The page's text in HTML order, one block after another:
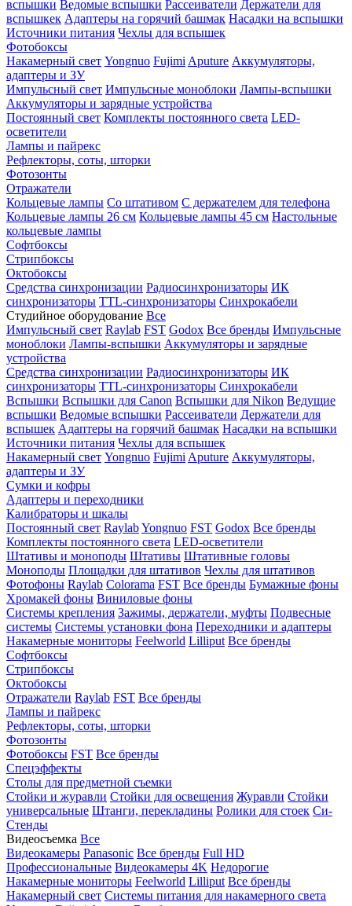
вспышки Ведомые вспышки Рассеиватели Держатели для
вспышкек Адаптеры на горячий башмак Насадки на вспышки
Источники питания Чехлы для вспышек
Фотобоксы
Накамерный свет Yongnuo Fujimi Aputure Аккумуляторы,
адаптеры и ЗУ
Импульсный свет Импульсные моноблоки Лампы-вспышки
Аккумуляторы и зарядные устройства
Постоянный свет Комплекты постоянного света LED-
осветители
Лампы и пайрекс
Рефлекторы, соты, шторки
Фотозонты
Отражатели
Кольцевые лампы Со штативом С держателем для телефона
Кольцевые лампы 26 см Кольцевые лампы 45 см Настольные
кольцевые лампы
Софтбоксы
Стрипбоксы
Октобоксы
Средства синхронизации Радиосинхронизаторы ИК
синхронизаторы TTL-синхронизаторы Синхрокабели
Студийное оборудование Все
Импульсный свет Raylab FST Godox Все бренды Импульсные
моноблоки Лампы-вспышки Аккумуляторы и зарядные
устройства
Средства синхронизации Радиосинхронизаторы ИК
синхронизаторы TTL-синхронизаторы Синхрокабели
Вспышки Вспышки для Canon Вспышки для Nikon Ведущие
вспышки Ведомые вспышки Рассеиватели Держатели для
вспышек Адаптеры на горячий башмак Насадки на вспышки
Источники питания Чехлы для вспышек
Накамерный свет Yongnuo Fujimi Aputure Аккумуляторы,
адаптеры и ЗУ
Сумки и кофры
Адаптеры и переходники
Калибраторы и шкалы
Постоянный свет RaylabYongnuo FST Godox Все бренды
Комплекты постоянного света LED-осветители
Штативы и моноподы Штативы Штативные головы
Моноподы Площадки для штативов Чехлы для штативов
Фотофоны Raylab Colorama FST Все бренды Бумажные фоны
Хромакей фоны Виниловые фоны
Системы крепления Зажимы, держатели, муфты Подвесные
системы Системы установки фона Переходники и адаптеры
Накамерные мониторы Feelworld Lilliput Все бренды
Софтбоксы
Стрипбоксы
Октобоксы
Отражатели Raylab FST Все бренды
Лампы и пайрекс
Рефлекторы, соты, шторки
Фотозонты
Фотобоксы FST Все бренды
Спецэффекты
Столы для предметной съемки
Стойки и журавли Стойки для освещения Журавли Стойки
универсальные Штанги, перекладины Ролики для стоек Си-
Стенды
Видеосъемка Все
Видеокамеры Panasonic Все бренды Full HD
Профессиональные Видеокамеры 4K Недорогие
Накамерные мониторы Feelworld Lilliput Все бренды
Накамерный свет Системы питания для накамерного света